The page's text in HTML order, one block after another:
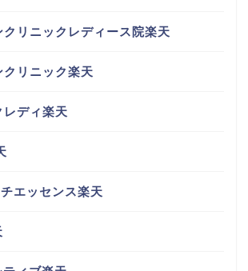
リニックレディース院楽天
リニック楽天
ディ楽天
エッセンス楽天